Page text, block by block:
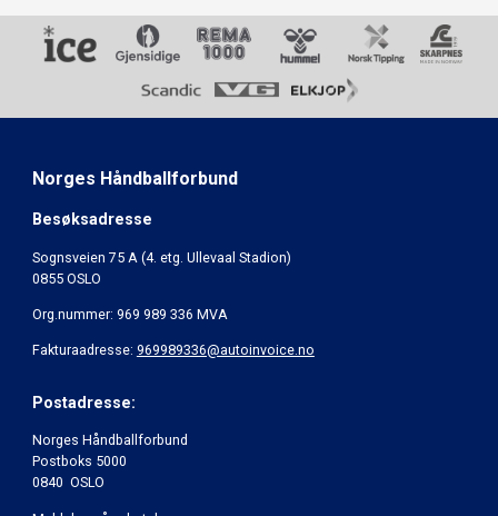
Norges Håndballforbund
Besøksadresse
Sognsveien 75 A (4. etg. Ullevaal Stadion)
0855 OSLO
Org.nummer: 969 989 336 MVA
Fakturaadresse: 969989336@autoinvoice.no
Postadresse:
Norges Håndballforbund
Postboks 5000
0840 OSLO